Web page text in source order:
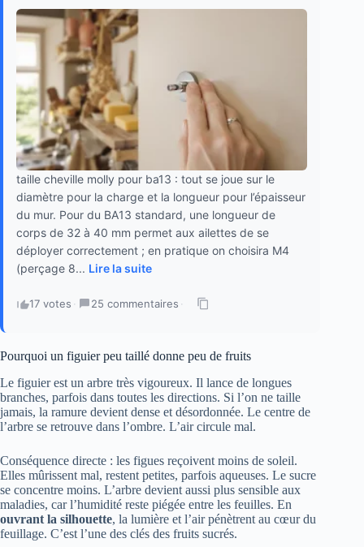
taille cheville molly pour ba13 : tout se joue sur le
diamètre pour la charge et la longueur pour l’épaisseur
du mur. Pour du BA13 standard, une longueur de
corps de 32 à 40 mm permet aux ailettes de se
déployer correctement ; en pratique on choisira M4
(perçage 8... Lire la suite
17 votes · 25 commentaires ·
Pourquoi un figuier peu taillé donne peu de fruits
Le figuier est un arbre très vigoureux. Il lance de longues
branches, parfois dans toutes les directions. Si l’on ne taille
jamais, la ramure devient dense et désordonnée. Le centre de
l’arbre se retrouve dans l’ombre. L’air circule mal.
Conséquence directe : les figues reçoivent moins de soleil.
Elles mûrissent mal, restent petites, parfois aqueuses. Le sucre
se concentre moins. L’arbre devient aussi plus sensible aux
maladies, car l’humidité reste piégée entre les feuilles. En
ouvrant la silhouette, la lumière et l’air pénètrent au cœur du
feuillage. C’est l’une des clés des fruits sucrés.